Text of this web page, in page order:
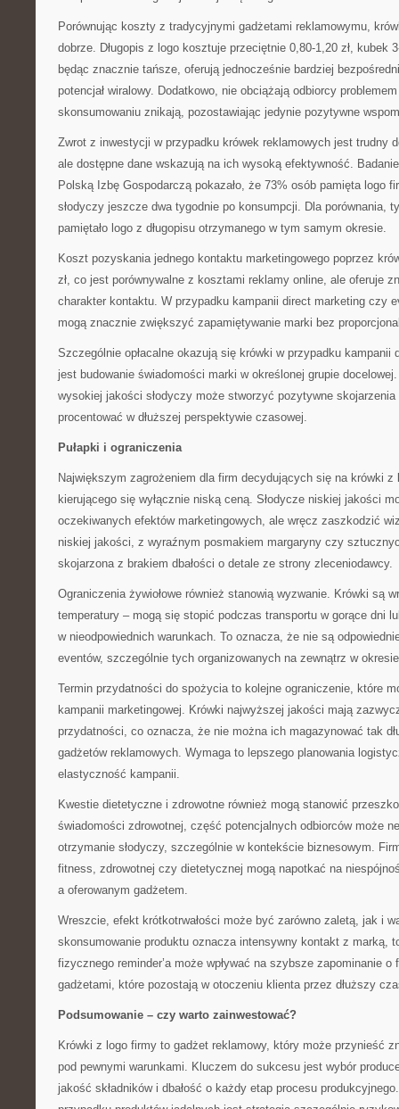
Porównując koszty z tradycyjnymi gadżetami reklamowymu,
dobrze. Długopis z logo kosztuje przeciętnie 0,80-1,20 zł, kubek
będąc znacznie tańsze, oferują jednocześnie bardziej
potencjał wiralowy. Dodatkowo, nie obciążają odbiorcy
skonsumowaniu znikają, pozostawiając jedynie pozytywne
Zwrot z inwestycji w przypadku krówek reklamowych jest trudny
ale dostępne dane wskazują na ich wysoką efektywność.
Polską Izbę Gospodarczą pokazało, że 73% osób pamięta logo
słodyczy jeszcze dwa tygodnie po konsumpcji. Dla porównania,
pamiętało logo z długopisu otrzymanego w tym samym okresie.
Koszt pozyskania jednego kontaktu marketingowego poprzez
zł, co jest porównywalne z kosztami reklamy online, ale oferuje
charakter kontaktu. W przypadku kampanii direct marketing czy
mogą znacznie zwiększyć zapamiętywanie marki bez
Szczególnie opłacalne okazują się krówki w przypadku kampanii
jest budowanie świadomości marki w określonej grupie
wysokiej jakości słodyczy może stworzyć pozytywne
procentować w dłuższej perspektywie czasowej.
Pułapki i ograniczenia
Największym zagrożeniem dla firm decydujących się na krówki z
kierującego się wyłącznie niską ceną. Słodycze niskiej jakości
oczekiwanych efektów marketingowych, ale wręcz zaszkodzić
niskiej jakości, z wyraźnym posmakiem margaryny czy
skojarzona z brakiem dbałości o detale ze strony zleceniodawcy.
Ograniczenia żywiołowe również stanowią wyzwanie. Krówki są
temperatury – mogą się stopić podczas transportu w gorące dni
w nieodpowiednich warunkach. To oznacza, że nie są
eventów, szczególnie tych organizowanych na zewnątrz w
Termin przydatności do spożycia to kolejne ograniczenie, które
kampanii marketingowej. Krówki najwyższej jakości mają
przydatności, co oznacza, że nie można ich magazynować tak
gadżetów reklamowych. Wymaga to lepszego planowania
elastyczność kampanii.
Kwestie dietetyczne i zdrowotne również mogą stanowić
świadomości zdrowotnej, część potencjalnych odbiorców może
otrzymanie słodyczy, szczególnie w kontekście biznesowym.
fitness, zdrowotnej czy dietetycznej mogą napotkać na
a oferowanym gadżetem.
Wreszcie, efekt krótkotrwałości może być zarówno zaletą, jak i
skonsumowanie produktu oznacza intensywny kontakt z marką,
fizycznego reminder’a może wpływać na szybsze zapominanie o
gadżetami, które pozostają w otoczeniu klienta przez dłuższy
Podsumowanie – czy warto zainwestować?
Krówki z logo firmy to gadżet reklamowy, który może przynieść
pod pewnymi warunkami. Kluczem do sukcesu jest wybór
jakość składników i dbałość o każdy etap procesu